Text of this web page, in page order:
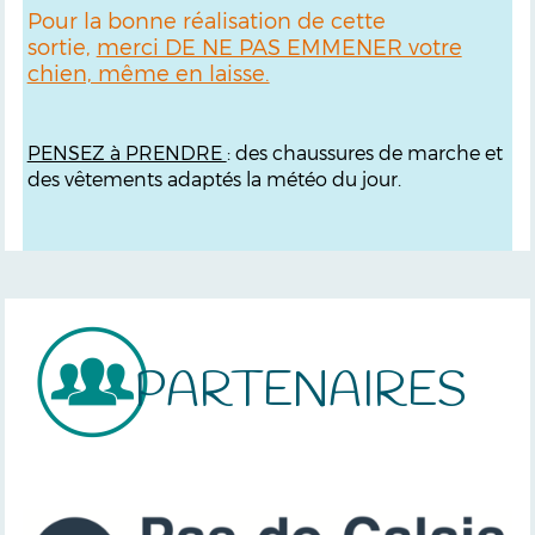
Pour la bonne réalisation de cette
sortie, merci DE NE PAS EMMENER votre
chien, même en laisse.
PENSEZ à PRENDRE : des chaussures de marche et
des vêtements adaptés la météo du jour.
PARTENAIRES